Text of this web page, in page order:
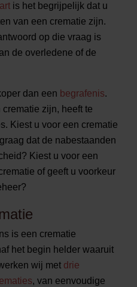
is het begrijpelijk dat u
van een crematie zijn.
op die vraag is
de overledene of de
dan een begrafenis.
zijn, heeft te
Kiest u voor een crematie
dat de nabestaanden
Kiest u voor een
of geeft u voorkeur
is een crematie
het begin helder waaruit
wij met drie
, van eenvoudige